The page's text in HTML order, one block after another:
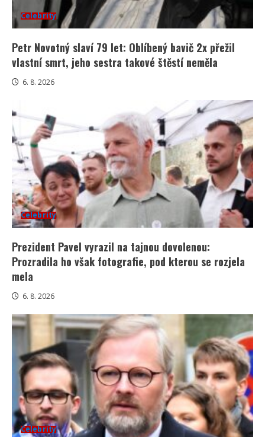
Celebrity
Petr Novotný slaví 79 let: Oblíbený bavič 2x přežil
vlastní smrt, jeho sestra takové štěstí neměla
6. 8. 2026
Celebrity
Prezident Pavel vyrazil na tajnou dovolenou:
Prozradila ho však fotografie, pod kterou se rozjela
mela
6. 8. 2026
Celebrity